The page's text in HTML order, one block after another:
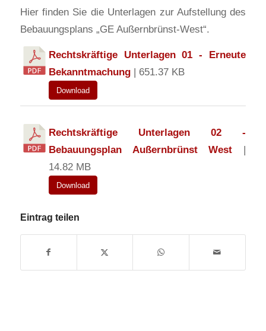
Hier finden Sie die Unterlagen zur Aufstellung des
Bebauungsplans „GE Außernbrünst-West“.
Rechtskräftige Unterlagen 01 - Erneute
Bekanntmachung| 651.37 KB
Download
Rechtskräftige Unterlagen 02 -
Bebauungsplan Außernbrünst West |
14.82 MB
Download
Eintrag teilen